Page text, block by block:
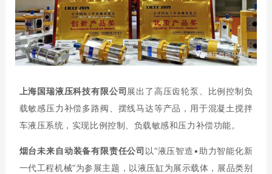
上海国瑞液压科技有限公司 展出了高压齿轮泵、比例控制负
载敏感压力补偿多路阀、摆线马达等产品，用于混凝土搅拌
车液压系统，实现比例控制、负载敏感和压力补偿功能。
烟台未来自动装备有限责任公司 以“液压智造•助力智能化新
一代工程机械”为参展主题，以液压缸为展示载体，展品类别